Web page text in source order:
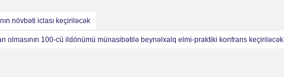
növbəti iclası keçiriləcək
olmasının 100-cü ildönümü münasibətilə beynəlxalq elmi-praktiki konfrans keçiriləcək